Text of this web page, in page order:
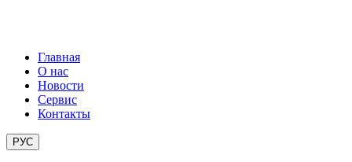
Главная
О нас
Новости
Сервис
Контакты
РУС